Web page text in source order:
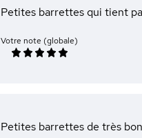
Petites barrettes qui tient
Votre note (globale)
Petites barrettes de très